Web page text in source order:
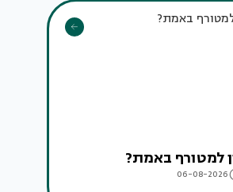
למטורף באמת?
06-08-2026